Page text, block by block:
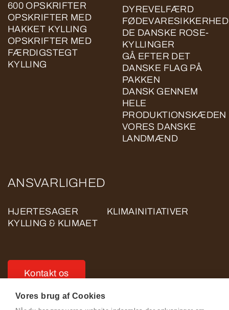
600 OPSKRIFTER
OPSKRIFTER MED
HAKKET KYLLING
OPSKRIFTER MED
FÆRDIGSTEGT
KYLLING
DYREVELFÆRD
FØDEVARESIKKERHED
DE DANSKE ROSE-
KYLLINGER
GÅ EFTER DET
DANSKE FLAG PÅ
PAKKEN
DANSK GENNEM
HELE
PRODUKTIONSKÆDEN
VORES DANSKE
LANDMÆND
ANSVARLIGHED
HJERTESAGER
KLIMAINITIATIVER
KYLLING & KLIMAET
Kontakt os
Vores brug af Cookies